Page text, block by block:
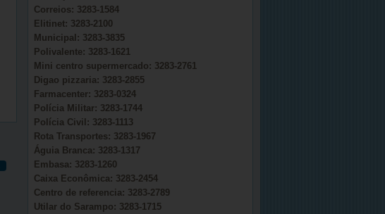
Correios: 3283-1584
Elitinet: 3283-2100
Municipal: 3283-3835
Polivalente: 3283-1621
Mini centro supermercado: 3283-2761
Digao pizzaria: 3283-2855
Farmacenter: 3283-0324
Polícia Militar: 3283-1744
Polícia Civil: 3283-1113
Rota Transportes: 3283-1967
Águia Branca: 3283-1317
Embasa: 3283-1260
Caixa Econômica: 3283-2454
Centro de referencia: 3283-2789
Utilar do Sarampo: 3283-1715